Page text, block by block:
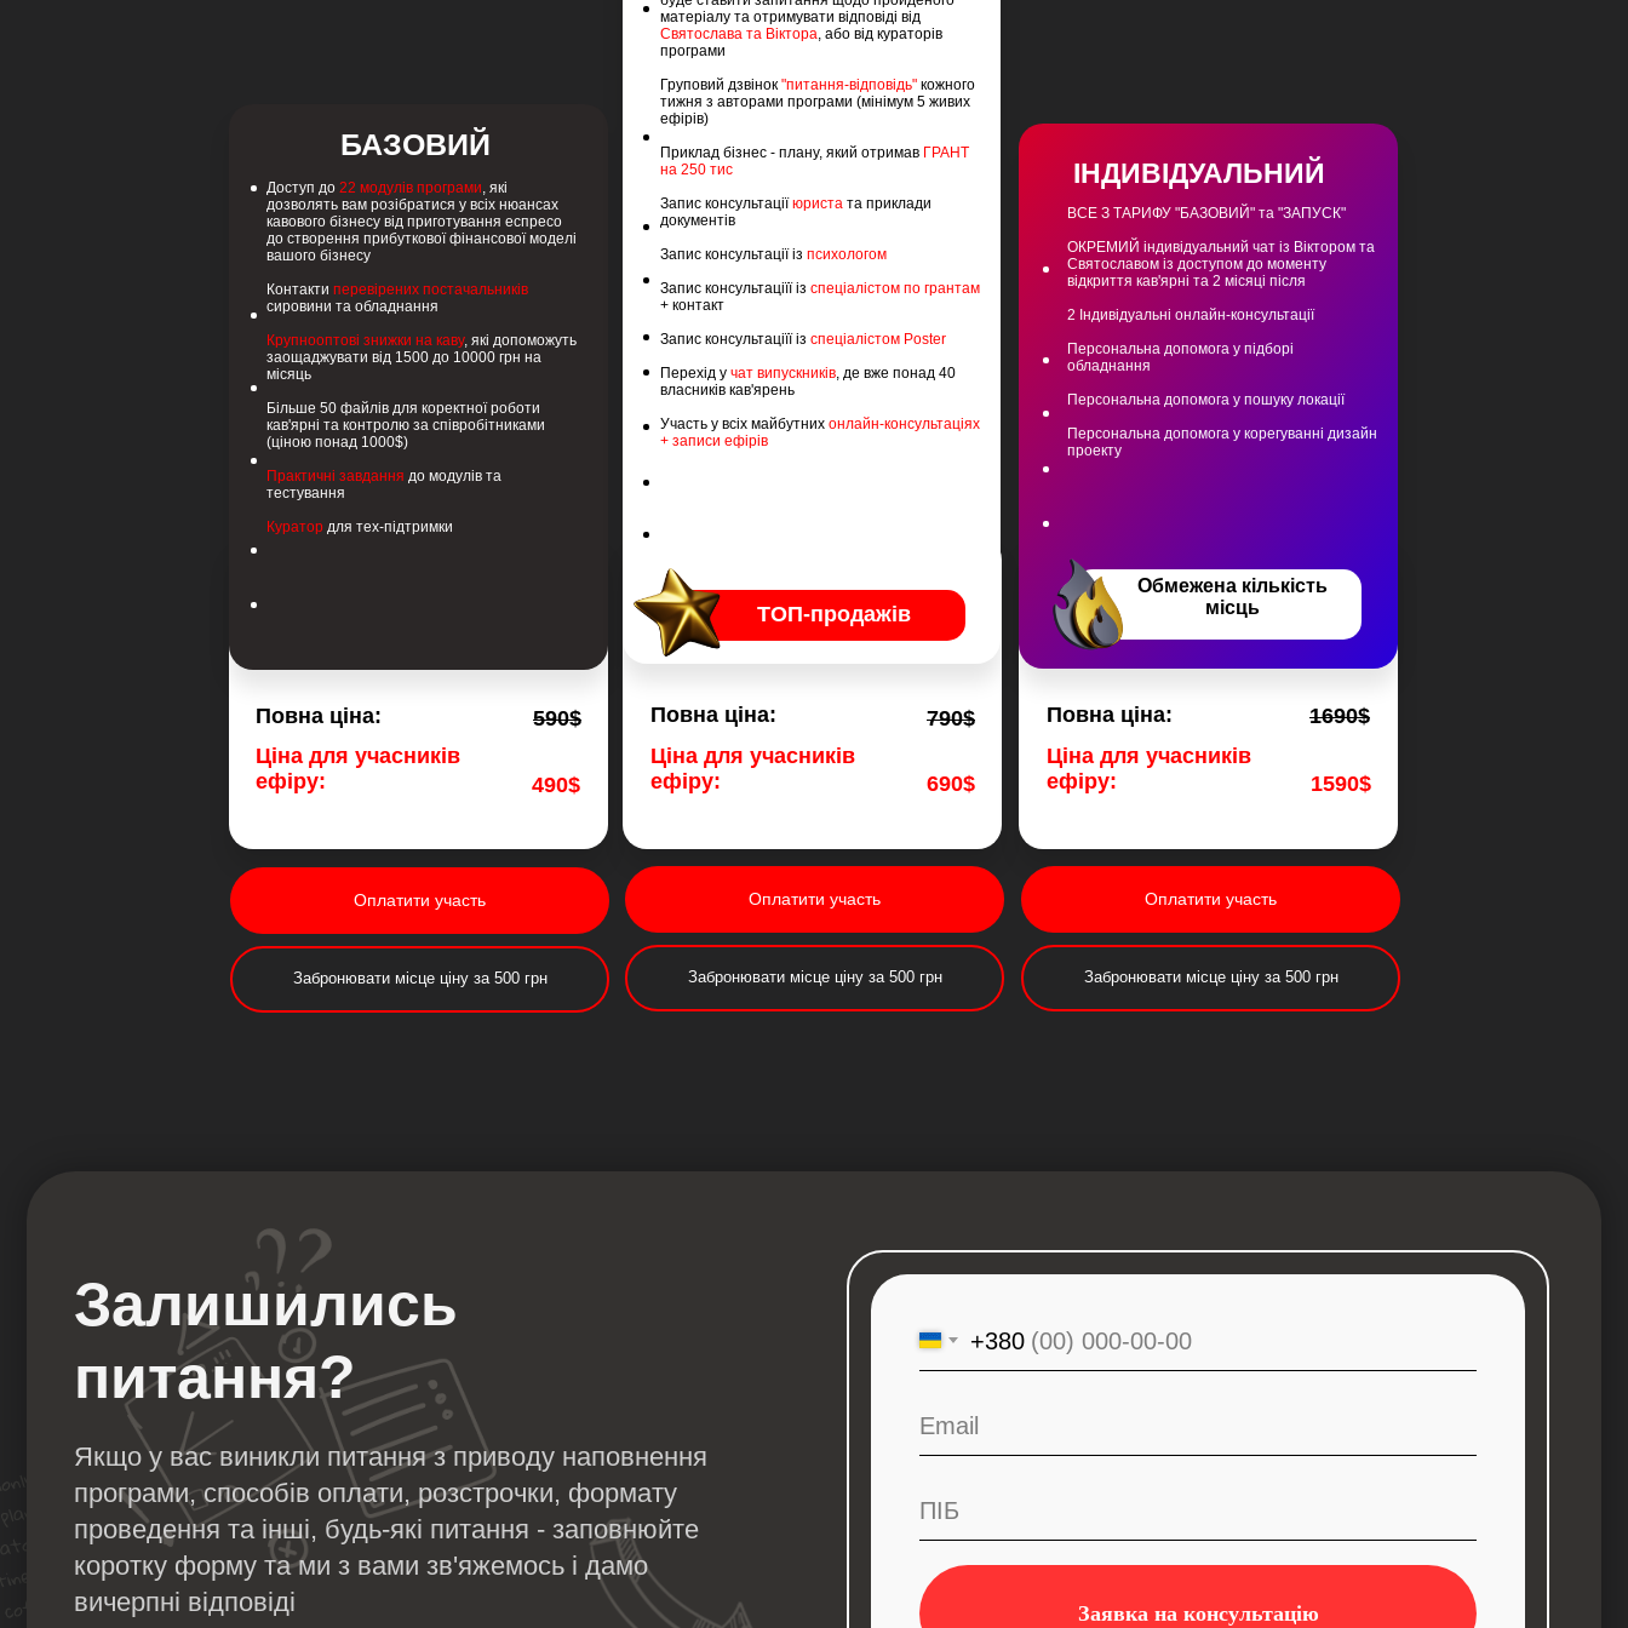
Повна цiна:
Цiна для учасникiв
ефіру:
590$
490$
Оплатити участь
Забронювати мiсце ціну за 500 грн
Повна цiна:
Цiна для учасникiв
ефіру:
790$
690$
Повна цiна:
Оплатити участь
Забронювати мiсце ціну за 500 грн
Цiна для учасникiв
ефіру:
1690$
1590$
Оплатити участь
Забронювати мiсце ціну за 500 грн
БАЗОВИЙ
Доступ до 22 модулів програми, які
дозволять вам розібратися у всіх нюансах
кавового бізнесу від приготування еспресо
до створення прибуткової фінансової моделі
вашого бізнесу
Контакти перевірених постачальників
сировини та обладнання
Крупнооптові знижки на каву, які допоможуть
заощаджувати від 1500 до 10000 грн на
місяць
Більше 50 файлів для коректної роботи
кав'ярні та контролю за співробітниками
(ціною понад 1000$)
Практичні завдання до модулів та
тестування
Куратор для тех-підтримки
матеріалу та отримувати відповіді від
Святослава та Віктора, або від кураторів
програми
Груповий дзвінок "питання-відповідь" кожного
тижня з авторами програми (мінімум 5 живих
ефірів)
Приклад бізнес - плану, який отримав ГРАНТ
на 250 тис
Запис консультації юриста та приклади
документів
Запис консультації із психологом
Запис консультаціїї із спеціалістом по грантам
+ контакт
Запис консультаціїї із спеціалістом Poster
Перехід у чат випускників, де вже понад 40
власників кав'ярень
Участь у всіх майбутних онлайн-консультаціях
+ записи ефірів
ІНДИВІДУАЛЬНИЙ
ВСЕ З ТАРИФУ "БАЗОВИЙ" та "ЗАПУСК"
ОКРЕМИЙ індивідуальний чат із Віктором та
Святославом із доступом до моменту
відкриття кав'ярні та 2 місяці після
2 Індивідуальні онлайн-консультації
Персональна допомога у підборі
обладнання
Персональна допомога у пошуку локації
Персональна допомога у корегуванні дизайн
проекту
ТОП-продажiв
Обмежена кількість
місць
+380
Email
ПІБ
Заявка на консультацію
Якщо у вас виникли питання з приводу наповнення
програми, способів оплати, розстрочки, формату
проведення та інші, будь-які питання - заповнюйте
коротку форму та ми з вами зв'яжемось і дамо
вичерпні відповіді
Залишились
питання?